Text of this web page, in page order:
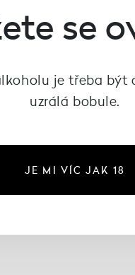
se
je třeba být
uzrálá bobule.
JE MI VÍC JAK 18